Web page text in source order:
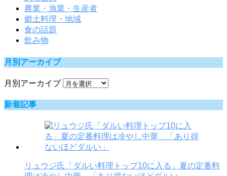
農業・漁業・生産者
郷土料理・地域
食の話題
飲み物
月別アーカイブ
月別アーカイブ
新着記事
リュウジ氏「ダルい料理トップ10に入る」夏の定番料